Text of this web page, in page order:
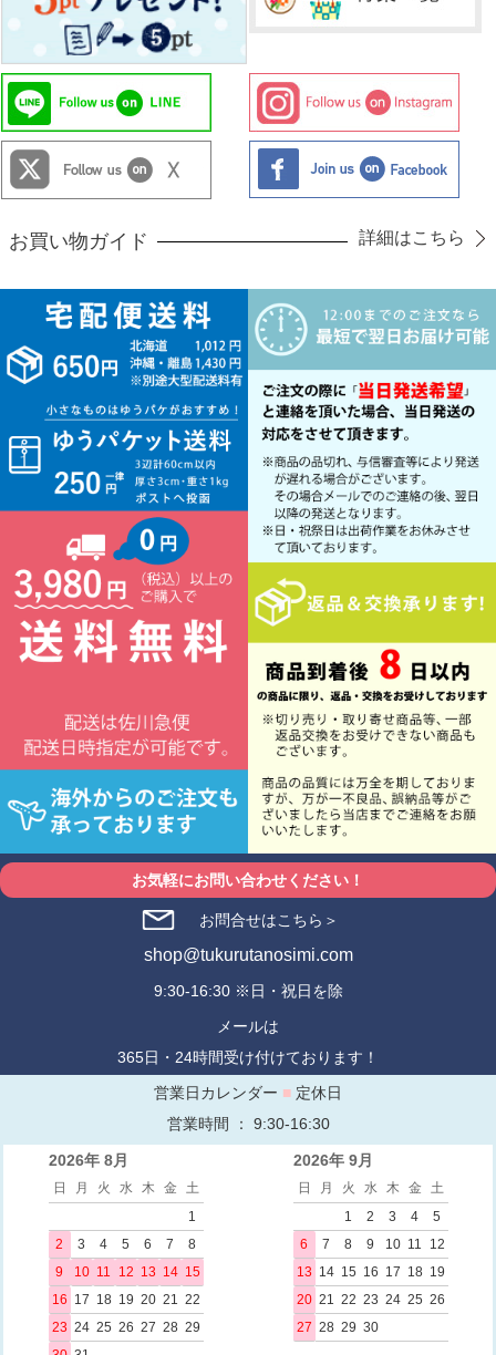
お買い物ガイド 詳細はこちら
お気軽にお問い合わせください！
お問合せはこちら＞
shop@tukurutanosimi.com
9:30-16:30 ※日・祝日を除
メールは
365日・24時間受け付けております！
営業日カレンダー ■ 定休日
営業時間 ： 9:30-16:30
2026年 8月
日 月 火 水 木 金
土
1
2
3 4 5 6 7
8
9
10 11 12 13 14 15
16 17 18 19 20 21
22
23 24 25 26 27 28 29
2026年 9月
日 月 火 水 木 金
土
1
2 3 4
5
6
7 8 9 10 11
12
13 14 15 16 17 18 19
20 21 22 23 24 25 26
27 28 29 30